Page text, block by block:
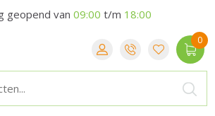
geopend van 09:00 t/m 18:00